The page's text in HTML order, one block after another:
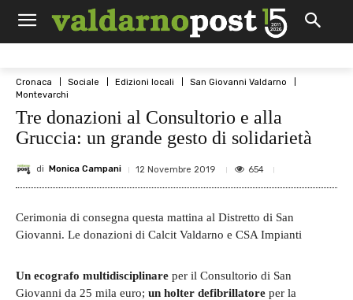
Cronaca Sociale Edizioni locali
San Giovanni Valdarno
Montevarchi
Tre donazioni al Consultorio e alla
Gruccia: un grande gesto di solidarietà
di Monica Campani 12 Novembre 2019 654
Cerimonia di consegna questa mattina al Distretto di San
Giovanni. Le donazioni di Calcit Valdarno e CSA Impianti
Un ecografo multidisciplinare per il Consultorio di San
Giovanni da 25 mila euro; un holter defibrillatore per la